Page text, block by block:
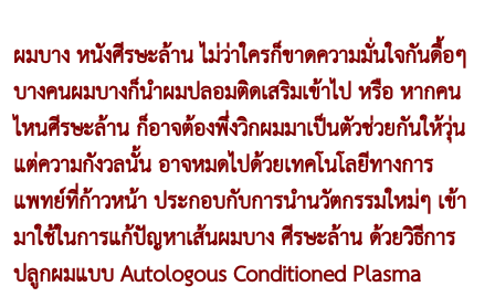
ผมบาง หนังศีรษะล้าน ไม่ว่าใครก็ขาดความมั่นใจกันดื้อๆ
บางคนผมบางก็นำผมปลอมติดเสริมเข้าไป หรือ หากคน
ไหนศีรษะล้าน ก็อาจต้องพึ่งวิกผมมาเป็นตัวช่วยกันให้วุ่น
แต่ความกังวลนั้น อาจหมดไปด้วยเทคโนโลยีทางการ
แพทย์ที่ก้าวหน้า ประกอบกับการนำนวัตกรรมใหม่ๆ เข้า
มาใช้ในการแก้ปัญหาเส้นผมบาง ศีรษะล้าน ด้วยวิธีการ
ปลูกผมแบบAutologous Conditioned Plasma